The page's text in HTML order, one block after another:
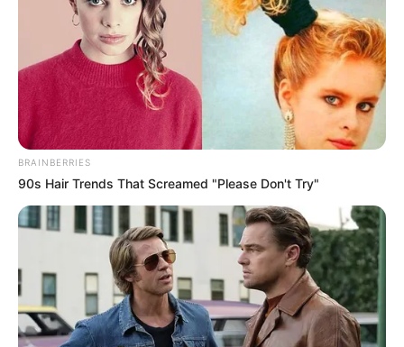
BRAINBERRIES
90s Hair Trends That Screamed "Please Don't Try"